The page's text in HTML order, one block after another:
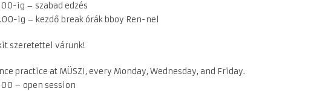
ig – szabad edzés
ig – kezdő break órák bboy Ren-nel
szeretettel várunk!
practice at MÜSZI, every Monday, Wednesday, and Friday.
– open session